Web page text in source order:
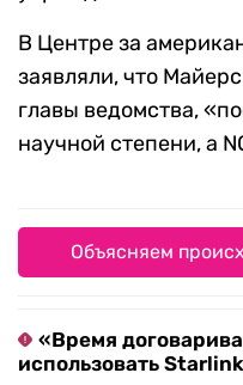
В Центре за
заявляли, что
главы ведомства,
научной степени, а
Объясняем
«Время
использовать